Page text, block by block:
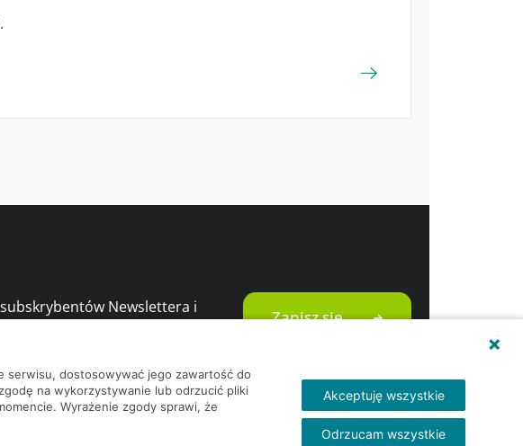
Newslettera i
Zapisz się
serwisu, dostosowywać jego zawartość do
na wykorzystywanie lub odrzucić pliki
Wyrażenie zgody sprawi, że
Akceptuję wszystkie
Odrzucam wszystkie